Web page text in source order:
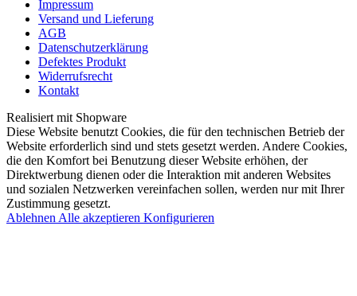
Impressum
Versand und Lieferung
AGB
Datenschutzerklärung
Defektes Produkt
Widerrufsrecht
Kontakt
Realisiert mit Shopware
Diese Website benutzt Cookies, die für den technischen Betrieb der
Website erforderlich sind und stets gesetzt werden. Andere Cookies,
die den Komfort bei Benutzung dieser Website erhöhen, der
Direktwerbung dienen oder die Interaktion mit anderen Websites
und sozialen Netzwerken vereinfachen sollen, werden nur mit Ihrer
Zustimmung gesetzt.
Ablehnen Alle akzeptieren Konfigurieren